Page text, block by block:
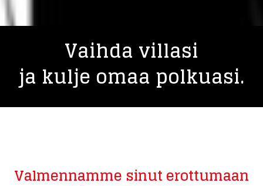
Vaihda villasi
ja kulje omaa polkuasi.
Valmennamme sinut erottumaan